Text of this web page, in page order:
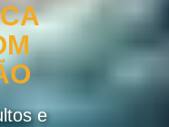
e